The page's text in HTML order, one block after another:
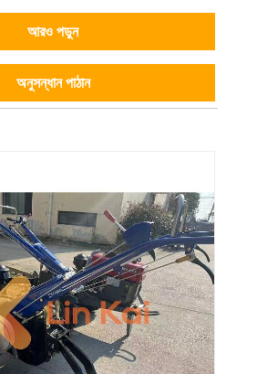
আরও পড়ুন
অনুসন্ধান পাঠান